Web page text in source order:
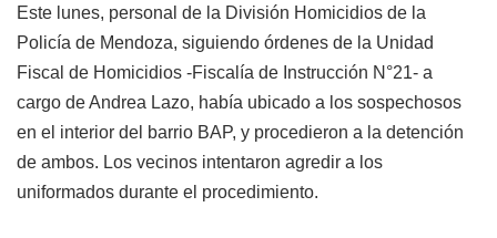
Este lunes, personal de la División Homicidios de la
Policía de Mendoza, siguiendo órdenes de la Unidad
Fiscal de Homicidios -Fiscalía de Instrucción N°21- a
cargo de Andrea Lazo, había ubicado a los sospechosos
en el interior del barrio BAP, y procedieron a la detención
de ambos. Los vecinos intentaron agredir a los
uniformados durante el procedimiento.